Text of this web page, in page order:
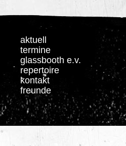
aktuell
termine
glassbooth e.v.
repertoire
kontakt
freunde